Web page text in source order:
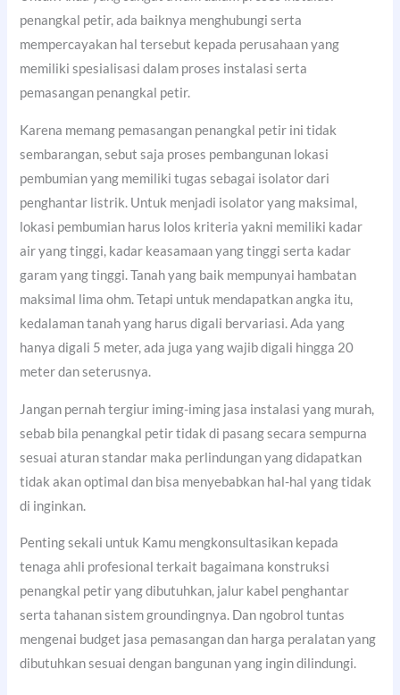
penangkal petir, ada baiknya menghubungi serta
mempercayakan hal tersebut kepada perusahaan yang
memiliki spesialisasi dalam proses instalasi serta
pemasangan penangkal petir.
Karena memang pemasangan penangkal petir ini tidak
sembarangan, sebut saja proses pembangunan lokasi
pembumian yang memiliki tugas sebagai isolator dari
penghantar listrik. Untuk menjadi isolator yang maksimal,
lokasi pembumian harus lolos kriteria yakni memiliki kadar
air yang tinggi, kadar keasamaan yang tinggi serta kadar
garam yang tinggi. Tanah yang baik mempunyai hambatan
maksimal lima ohm. Tetapi untuk mendapatkan angka itu,
kedalaman tanah yang harus digali bervariasi. Ada yang
hanya digali 5 meter, ada juga yang wajib digali hingga 20
meter dan seterusnya.
Jangan pernah tergiur iming-iming jasa instalasi yang murah,
sebab bila penangkal petir tidak di pasang secara sempurna
sesuai aturan standar maka perlindungan yang didapatkan
tidak akan optimal dan bisa menyebabkan hal-hal yang tidak
di inginkan.
Penting sekali untuk Kamu mengkonsultasikan kepada
tenaga ahli profesional terkait bagaimana konstruksi
penangkal petir yang dibutuhkan, jalur kabel penghantar
serta tahanan sistem groundingnya. Dan ngobrol tuntas
mengenai budget jasa pemasangan dan harga peralatan yang
dibutuhkan sesuai dengan bangunan yang ingin dilindungi.